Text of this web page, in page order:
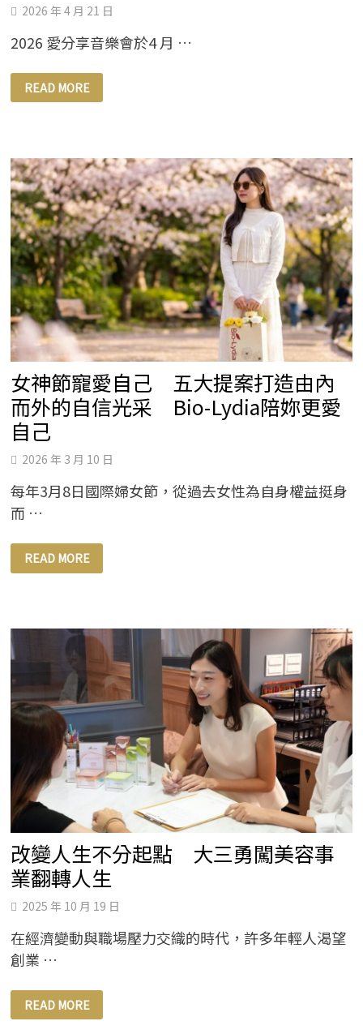
2026 年 4 月 21 日
2026 愛分享音樂會於4 月 …
從
電
影
典
流
行
2026
麗
富
康
愛
分
享
音
樂
會
震
撼
惠
堂
READ MORE
女神節寵愛自己 五大提案打造由內
而外的自信光采 Bio-Lydia陪妳更愛
自己
2026 年 3 月 10 日
每年3月8日國際婦女節，從過去女性為自身權益挺身
而 …
女
神
節
五
造
由
內
而
信
光
采
BIO-
LYDIA
妳
更
愛
自
己
READ MORE
改變人生不分起點 大三勇闖美容事
業翻轉人生
2025 年 10 月 19 日
在經濟變動與職場壓力交織的時代，許多年輕人渴望
創業 …
改
變
人
READ MORE